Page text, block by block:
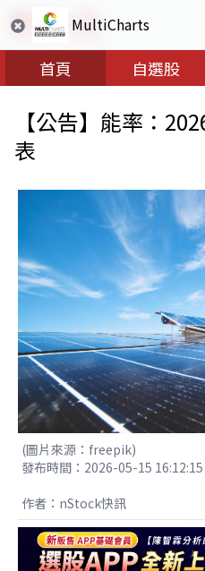
MultiCharts
首頁 自選股
【公告】能率：
表
(圖片來源：freepik)
發布時間：2026-05-15 16:12:15
作者：nStock快訊